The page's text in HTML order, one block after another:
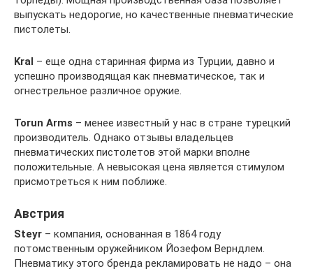
выпускать недорогие, но качественные пневматические
пистолеты.
Kral – еще одна старинная фирма из Турции, давно и
успешно производящая как пневматическое, так и
огнестрельное различное оружие.
Torun Arms – менее известный у нас в стране турецкий
производитель. Однако отзывы владельцев
пневматических пистолетов этой марки вполне
положительные. А невысокая цена является стимулом
присмотреться к ним поближе.
Австрия
Steyr – компания, основанная в 1864 году
потомственным оружейником Йозефом Верндлем.
Пневматику этого бренда рекламировать не надо – она